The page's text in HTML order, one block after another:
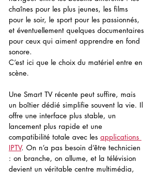
chaînes pour les plus jeunes, les films
pour le soir, le sport pour les passionnés,
et éventuellement quelques documentaires
pour ceux qui aiment apprendre en fond
sonore.
C’est ici que le choix du matériel entre en
scène.
Une Smart TV récente peut suffire, mais
un boîtier dédié simplifie souvent la vie. Il
offre une interface plus stable, un
lancement plus rapide et une
compatibilité totale avec les applications
IPTV. On n’a pas besoin d’être technicien
: on branche, on allume, et la télévision
devient un véritable centre multimédia,